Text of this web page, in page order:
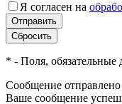
Я согласен на
* - Поля, обязательные
Сообщение отправлено
Ваше сообщение